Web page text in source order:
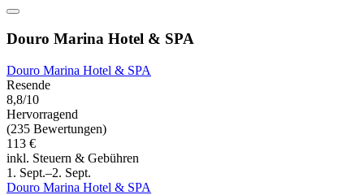
Douro Marina Hotel & SPA
Douro Marina Hotel & SPA
Resende
8,8/10
Hervorragend
(235 Bewertungen)
113 €
inkl. Steuern & Gebühren
1. Sept.–2. Sept.
Douro Marina Hotel & SPA